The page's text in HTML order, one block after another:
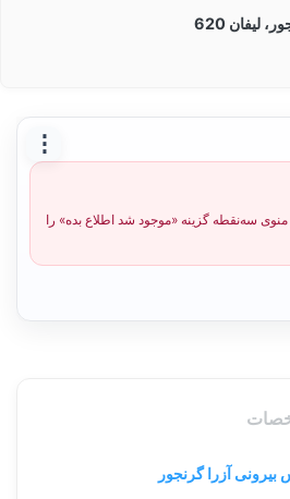
لیفان 620
⋮
سه‌نقطه گزینه «موجود شد اطلاع بده» را
بیرونی آزرا گرنجور